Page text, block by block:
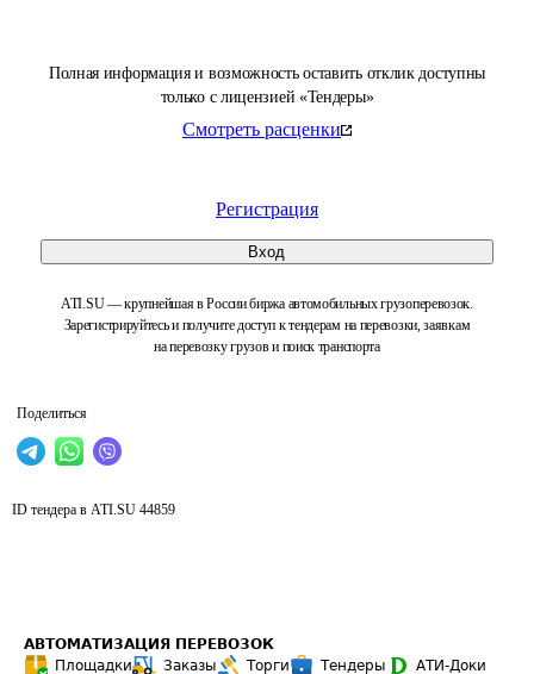
Полная информация и возможность оставить отклик доступны
только с лицензией «Тендеры»
Смотреть расценки
Регистрация
Вход
ATI.SU — крупнейшая в России биржа автомобильных грузоперевозок.
Зарегистрируйтесь и получите доступ к тендерам на перевозки, заявкам
на перевозку грузов и поиск транспорта
Поделиться
ID тендера в ATI.SU 44859
АВТОМАТИЗАЦИЯ ПЕРЕВОЗОК
Площадки
Заказы Торги Тендеры
АТИ-Доки